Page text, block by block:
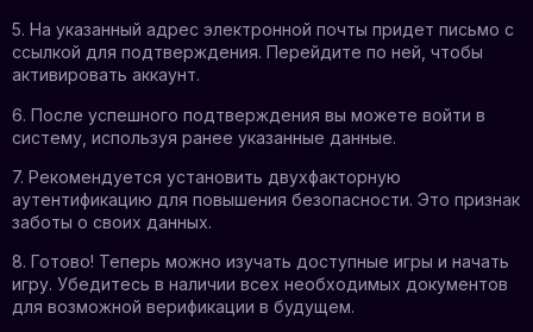
5. На указанный адрес электронной почты придет письмо с
ссылкой для подтверждения. Перейдите по ней, чтобы
активировать аккаунт.
6. После успешного подтверждения вы можете войти в
систему, используя ранее указанные данные.
7. Рекомендуется установить двухфакторную
аутентификацию для повышения безопасности. Это признак
заботы о своих данных.
8. Готово! Теперь можно изучать доступные игры и начать
игру. Убедитесь в наличии всех необходимых документов
для возможной верификации в будущем.